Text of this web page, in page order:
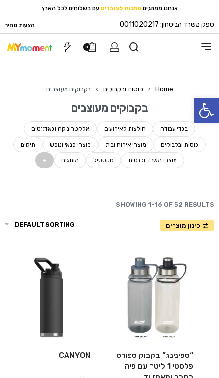
פתח סרגל נגישות
אנחנו ממתגים מתנות לעובדים עם משלוחים לכל הארץ
ספק משרד הביטחון: 0011020217 הצעות מחיר
0
Home
› כוסות ובקבוקים › בקבוקים מעוצבים
בקבוקים מעוצבים
בגדי עבודה חולצות לאירועים אלקטרוניקה וגאדג'טים
כוסות ובקבוקים מוצרי אירוח ובית מוצרי פנאי ונופש תיקים
מוצרי משרד וכנסים טקסטיל מותגים
SHOWING 1–16 OF 52 RESULTS
סינון מוצרים DEFAULT SORTING
“ספינינג” בקבוק ספורט
פלסטי 1 ליטר עם פיה
CANYON